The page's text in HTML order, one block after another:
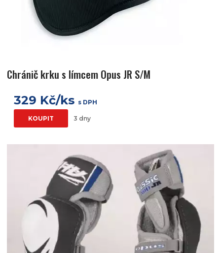
Chránič krku s límcem Opus JR S/M
329 Kč/ks s DPH
KOUPIT 3 dny